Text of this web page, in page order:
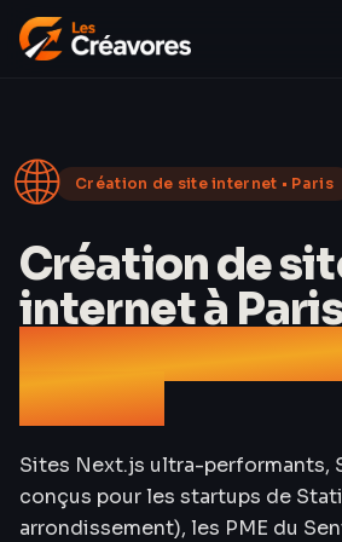
🌐 Création de site internet • Paris
Création de
internet à
Agence web
France
Sites Next.js ultra-performants,
conçus pour les startups de
arrondissement), les PME du